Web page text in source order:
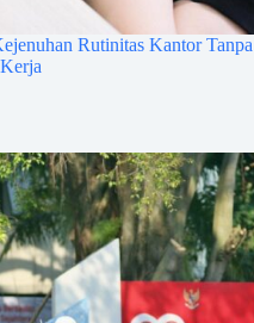
Rutinitas Kantor Tanpa